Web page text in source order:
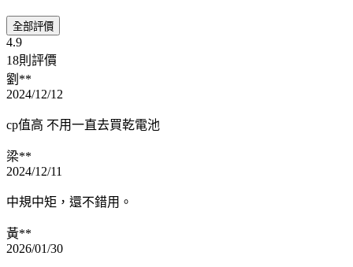
全部評價
4.9
18則評價
劉**
2024/12/12
cp值高 不用一直去買乾電池
梁**
2024/12/11
中規中矩，還不錯用。
黃**
2026/01/30